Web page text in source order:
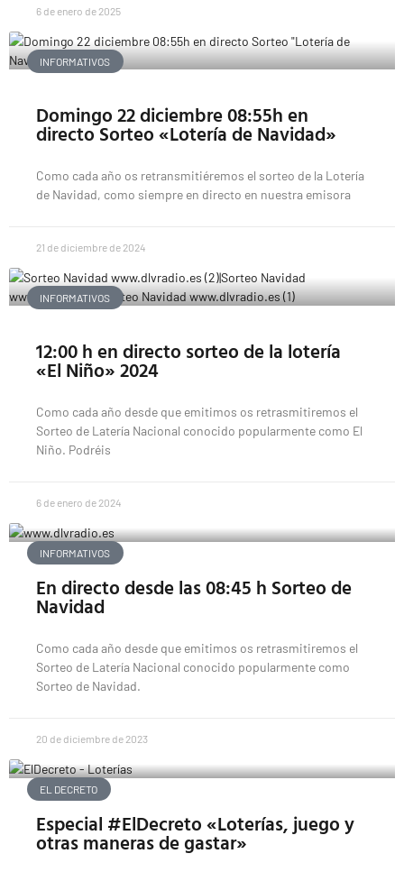
6 de enero de 2025
INFORMATIVOS
Domingo 22 diciembre 08:55h en
directo Sorteo «Lotería de Navidad»
Como cada año os retransmitiéremos el sorteo de la Lotería
de Navidad, como siempre en directo en nuestra emisora
21 de diciembre de 2024
INFORMATIVOS
12:00 h en directo sorteo de la lotería
«El Niño» 2024
Como cada año desde que emitimos os retrasmitiremos el
Sorteo de Latería Nacional conocido popularmente como El
Niño. Podréis
6 de enero de 2024
INFORMATIVOS
En directo desde las 08:45 h Sorteo de
Navidad
Como cada año desde que emitimos os retrasmitiremos el
Sorteo de Latería Nacional conocido popularmente como
Sorteo de Navidad.
20 de diciembre de 2023
EL DECRETO
Especial #ElDecreto «Loterías, juego y
otras maneras de gastar»